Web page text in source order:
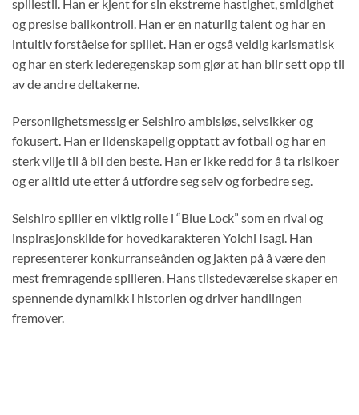
spillestil. Han er kjent for sin ekstreme hastighet, smidighet
og presise ballkontroll. Han er en naturlig talent og har en
intuitiv forståelse for spillet. Han er også veldig karismatisk
og har en sterk lederegenskap som gjør at han blir sett opp til
av de andre deltakerne.
Personlighetsmessig er Seishiro ambisiøs, selvsikker og
fokusert. Han er lidenskapelig opptatt av fotball og har en
sterk vilje til å bli den beste. Han er ikke redd for å ta risikoer
og er alltid ute etter å utfordre seg selv og forbedre seg.
Seishiro spiller en viktig rolle i “Blue Lock” som en rival og
inspirasjonskilde for hovedkarakteren Yoichi Isagi. Han
representerer konkurranseånden og jakten på å være den
mest fremragende spilleren. Hans tilstedeværelse skaper en
spennende dynamikk i historien og driver handlingen
fremover.